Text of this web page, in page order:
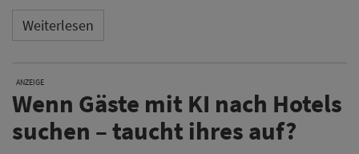
Weiterlesen
ANZEIGE
Wenn Gäste mit KI nach Hotels
suchen – taucht ihres auf?